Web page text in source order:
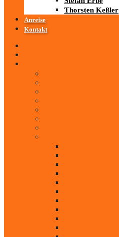
Thorsten Keßler
Anreise
Kontakt